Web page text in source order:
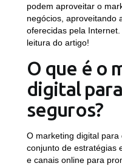
podem aproveitar o
negócios, aproveitando
oferecidas pela
leitura do artigo!
O que é o
digital
seguros?
O marketing digital
conjunto de estratégias
e canais online para